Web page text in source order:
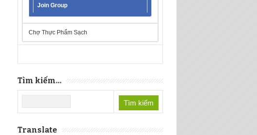
Join Group
Chợ Thực Phẩm Sạch
Tìm kiếm...
Translate